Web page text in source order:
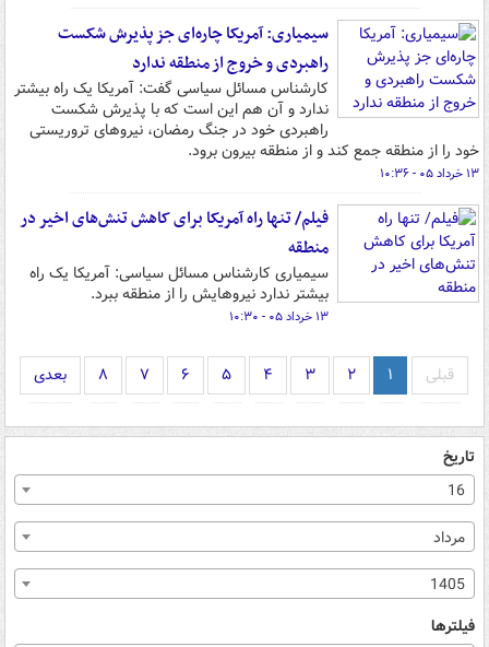
سیمیاری: آمریکا چاره‌ای جز پذیرش شکست
راهبردی و خروج از منطقه ندارد
کارشناس مسائل سیاسی گفت: آمریکا یک راه بیشتر
ندارد و آن هم این است که با پذیرش شکست
راهبردی خود در جنگ رمضان، نیروهای تروریستی
خود را از منطقه جمع کند و از منطقه بیرون برود.
۱۳ خرداد ۰۵ - ۱۰:۳۶
فیلم/ تنها راه آمریکا برای کاهش تنش‌های اخیر در
منطقه
سیمیاری کارشناس مسائل سیاسی: آمریکا یک راه
بیشتر ندارد نیروهایش را از منطقه ببرد.
۱۳ خرداد ۰۵ - ۱۰:۳۰
قبلی ۱ ۲ ۳ ۴ ۵ ۶ ۷ ۸ بعدی
تاریخ
16
مرداد
1405
فیلترها